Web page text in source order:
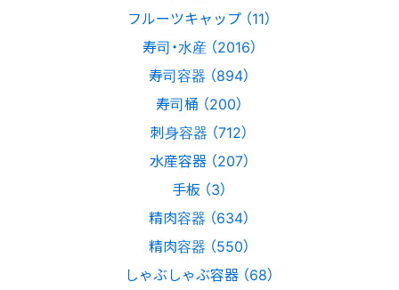
フルーツキャップ （11）
寿司・水産 （2016）
寿司容器 （894）
寿司桶 （200）
刺身容器 （712）
水産容器 （207）
手板 （3）
精肉容器 （634）
精肉容器 （550）
しゃぶしゃぶ容器 （68）